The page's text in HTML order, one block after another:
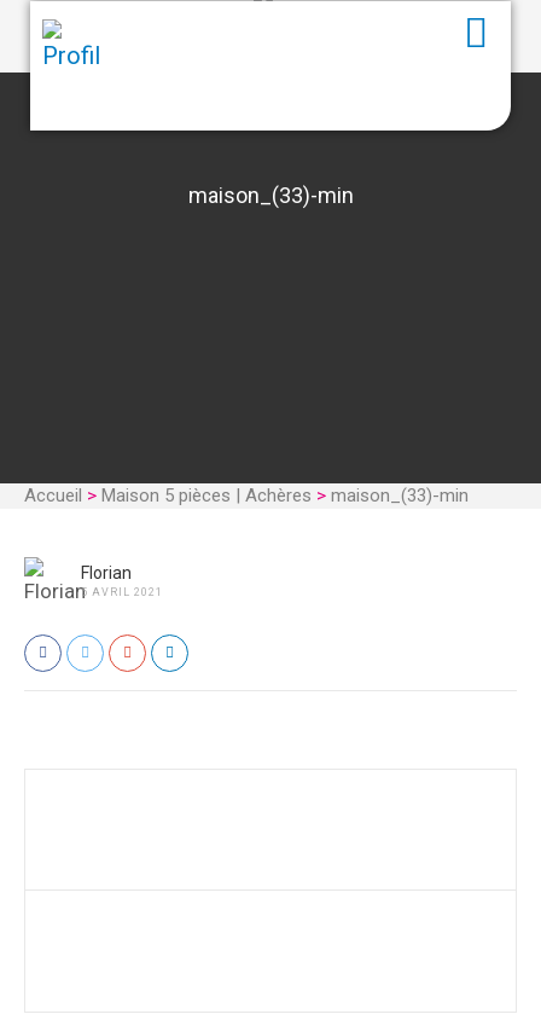
maison_(33)-min
Accueil > Maison 5 pièces | Achères > maison_(33)-min
Florian
5 AVRIL 2021